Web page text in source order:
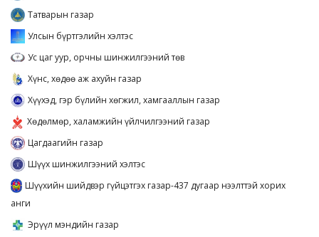
Татварын газар
Улсын бүртгэлийн хэлтэс
Ус цаг уур, орчны шинжилгээний төв
Хүнс, хөдөө аж ахуйн газар
Хүүхэд, гэр бүлийн хөгжил, хамгааллын газар
Хөдөлмөр, халамжийн үйлчилгээний газар
Цагдаагийн газар
Шүүх шинжилгээний хэлтэс
Шүүхийн шийдвэр гүйцэтгэх газар-437 дугаар нээлттэй хорих
анги
Эрүүл мэндийн газар